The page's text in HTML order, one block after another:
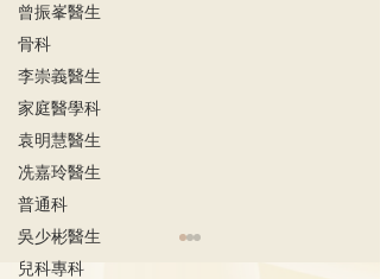
曾振峯醫生
骨科
李崇義醫生
家庭醫學科
袁明慧醫生
冼嘉玲醫生
普通科
吳少彬醫生
兒科專科